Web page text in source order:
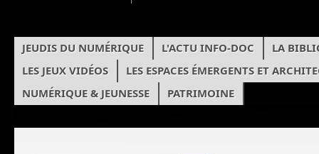
JEUDIS DU NUMÉRIQUE L'ACTU INFO-DOC
LA
LES JEUX VIDÉOS
LES ESPACES ÉMERGENTS ET
NUMÉRIQUE & JEUNESSE
PATRIMOINE